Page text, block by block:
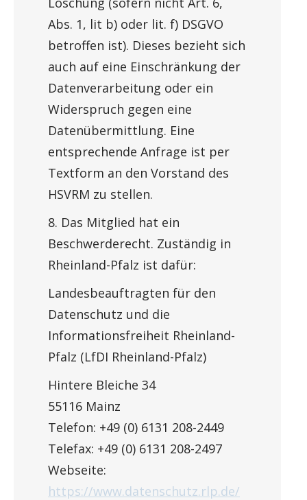
Abs. 1, lit b) oder lit. f) DSGVO
betroffen ist). Dieses bezieht sich
auch auf eine Einschränkung der
Datenverarbeitung oder ein
Widerspruch gegen eine
Datenübermittlung. Eine
entsprechende Anfrage ist per
Textform an den Vorstand des
HSVRM zu stellen.
8. Das Mitglied hat ein
Beschwerderecht. Zuständig in
Rheinland-Pfalz ist dafür:
Landesbeauftragten für den
Datenschutz und die
Informationsfreiheit Rheinland-
Pfalz (LfDI Rheinland-Pfalz)
Hintere Bleiche 34
55116 Mainz
Telefon: +49 (0) 6131 208-2449
Telefax: +49 (0) 6131 208-2497
Webseite:
https://www.datenschutz.rlp.de/